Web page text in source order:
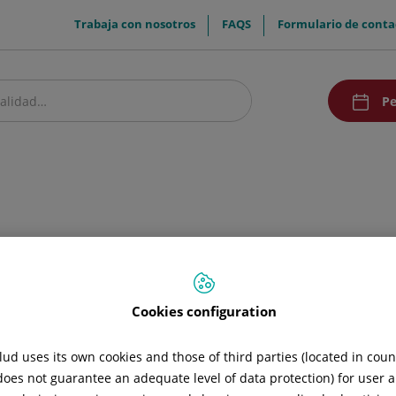
menuTop
Trabaja con nosotros FAQS Formulario de
Cookies configuration
uses its own cookies and those of third parties (located in
not guarantee an adequate level of data protection) for user